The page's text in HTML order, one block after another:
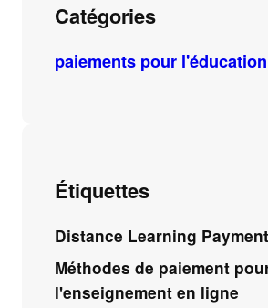
Catégories
paiements pour l'éducation
Étiquettes
Distance Learning
Méthodes de paiement
l'enseignement en ligne